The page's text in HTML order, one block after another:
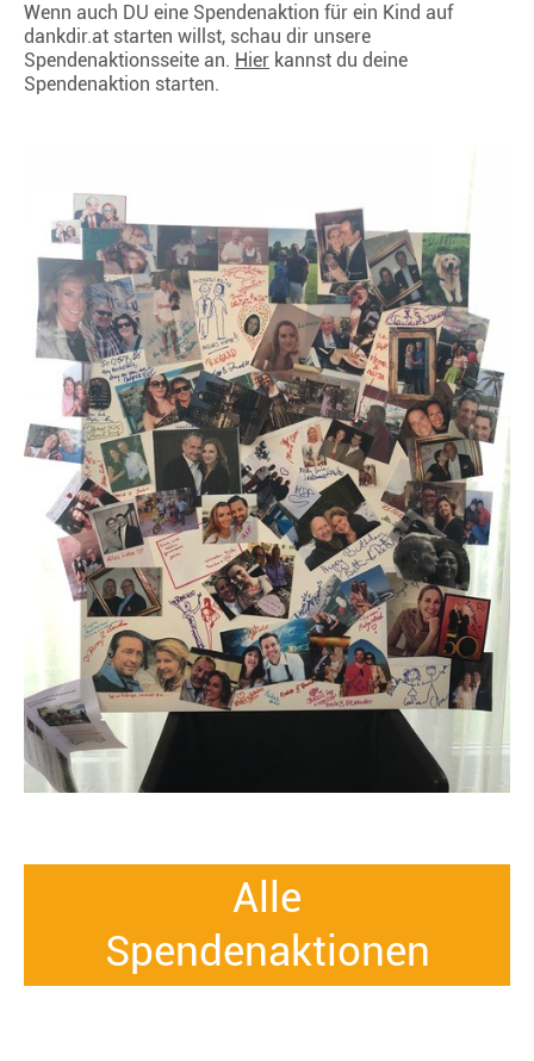
Wenn auch DU eine Spendenaktion für ein Kind auf
dankdir.at starten willst, schau dir unsere
Spendenaktionsseite an. Hier kannst du deine
Spendenaktion starten.
Alle
Spendenaktionen